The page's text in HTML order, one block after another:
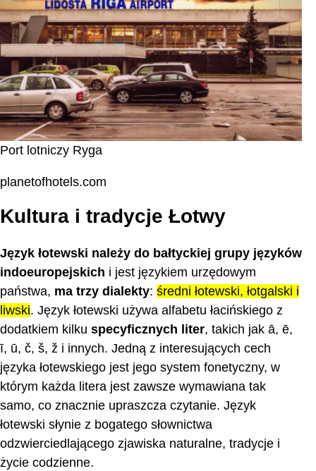
Port lotniczy Ryga
planetofhotels.com
Kultura i tradycje Łotwy
Język łotewski należy do bałtyckiej grupy języków
indoeuropejskich i jest językiem urzędowym
państwa, ma trzy dialekty: średni łotewski, łotgalski i
liwski. Język łotewski używa alfabetu łacińskiego z
dodatkiem kilku specyficznych liter, takich jak ā, ē,
ī, ū, č, š, ž i innych. Jedną z interesujących cech
języka łotewskiego jest jego system fonetyczny, w
którym każda litera jest zawsze wymawiana tak
samo, co znacznie upraszcza czytanie. Język
łotewski słynie z bogatego słownictwa
odzwierciedlającego zjawiska naturalne, tradycje i
życie codzienne.